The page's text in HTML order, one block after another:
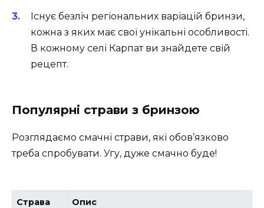
Існує безліч регіональних варіацій бринзи,
кожна з яких має свої унікальні особливості.
В кожному селі Карпат ви знайдете свій
рецепт.
Популярні страви з бринзою
Розглядаємо смачні страви, які обов’язково
треба спробувати. Угу, дуже смачно буде!
Страва Опис